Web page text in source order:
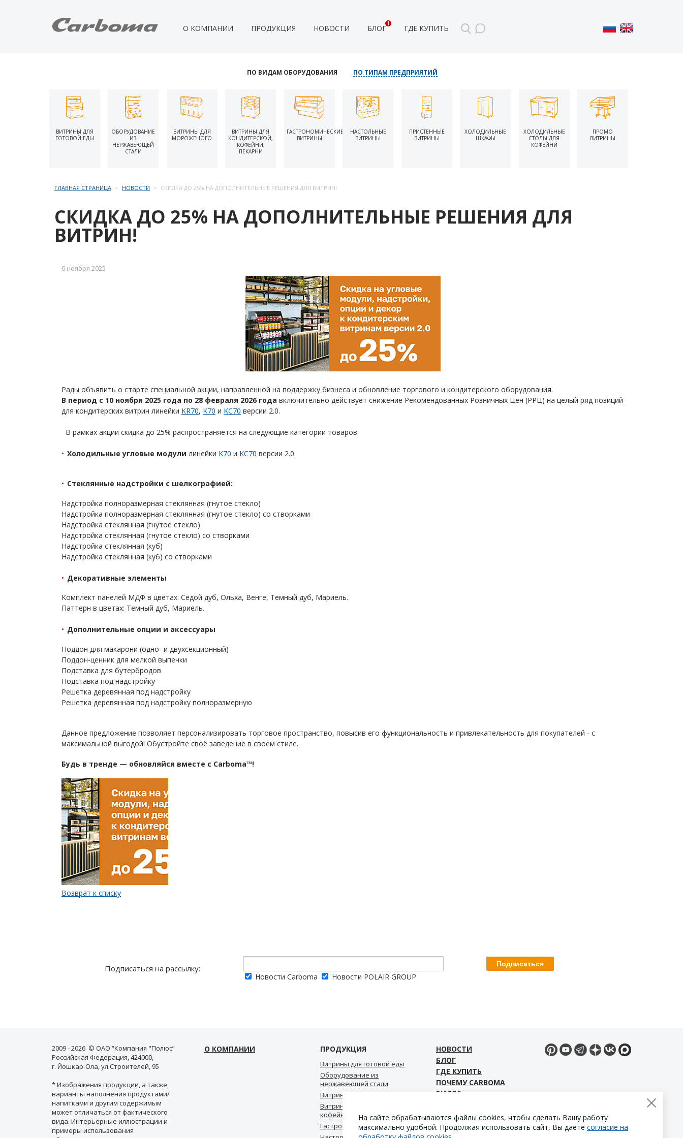
О КОМПАНИИ ПРОДУКЦИЯ НОВОСТИ БЛОГ1 ГДЕ КУПИТЬ
ПО ВИДАМ ОБОРУДОВАНИЯ ПО ТИПАМ ПРЕДПРИЯТИЙ
ВИТРИНЫ ДЛЯ
ГОТОВОЙ ЕДЫ
ОБОРУДОВАНИЕ
ИЗ
НЕРЖАВЕЮЩЕЙ
СТАЛИ
ВИТРИНЫ ДЛЯ
МОРОЖЕНОГО
ВИТРИНЫ ДЛЯ
КОНДИТЕРСКОЙ,
КОФЕЙНИ,
ПЕКАРНИ
ГАСТРОНОМИЧЕСКИЕ
ВИТРИНЫ
НАСТОЛЬНЫЕ
ВИТРИНЫ
ПРИСТЕННЫЕ
ВИТРИНЫ
ХОЛОДИЛЬНЫЕ
ШКАФЫ
ХОЛОДИЛЬНЫЕ
СТОЛЫ ДЛЯ
КОФЕЙНИ
ПРОМО
ВИТРИНЫ
ГЛАВНАЯ СТРАНИЦА НОВОСТИ СКИДКА ДО 25% НА ДОПОЛНИТЕЛЬНЫЕ РЕШЕНИЯ ДЛЯ ВИТРИН!
СКИДКА ДО 25% НА ДОПОЛНИТЕЛЬНЫЕ РЕШЕНИЯ ДЛЯ
ВИТРИН!
6 ноября 2025
Рады объявить о старте специальной акции, направленной на поддержку бизнеса и обновление торгового и кондитерского оборудования.
В период с 10 ноября 2025 года по 28 февраля 2026 года включительно действует снижение Рекомендованных Розничных Цен (РРЦ) на целый ряд позиций
для кондитерских витрин линейки KR70, K70 и KC70 версии 2.0.
В рамках акции скидка до 25% распространяется на следующие категории товаров:
Холодильные угловые модули линейки K70 и KC70 версии 2.0.
Стеклянные надстройки с шелкографией:
Надстройка полноразмерная стеклянная (гнутое стекло)
Надстройка полноразмерная стеклянная (гнутое стекло) со створками
Надстройка стеклянная (гнутое стекло)
Надстройка стеклянная (гнутое стекло) со створками
Надстройка стеклянная (куб)
Надстройка стеклянная (куб) со створками
Декоративные элементы
Комплект панелей МДФ в цветах: Седой дуб, Ольха, Венге, Темный дуб, Мариель.
Паттерн в цветах: Темный дуб, Мариель.
Дополнительные опции и аксессуары
Поддон для макарони (одно- и двухсекционный)
Поддон-ценник для мелкой выпечки
Подставка для бутербродов
Подставка под надстройку
Решетка деревянная под надстройку
Решетка деревянная под надстройку полноразмерную
Данное предложение позволяет персонализировать торговое пространство, повысив его функциональность и привлекательность для покупателей - с
максимальной выгодой! Обустройте своё заведение в своем стиле.
Будь в тренде — обновляйся вместе с Carboma™!
Возврат к списку
Подписаться на рассылку:
Новости Carboma Новости POLAIR GROUP
2009 - 2026 © ОАО “Компания "Полюс”
Российская Федерация, 424000,
г. Йошкар-Ола, ул.Строителей, 95
* Изображения продукции, а также,
варианты наполнения продуктами/
напитками и другим содержимым
может отличаться от фактического
вида. Интерьерные иллюстрации и
примеры использования
О КОМПАНИИ ПРОДУКЦИЯ
Витрины для готовой еды
Оборудование из
нержавеющей стали
Витрины для мороженого
Витрины для кондитерской,
кофейни, пекарни
Гастрономические витрины
НОВОСТИ
БЛОГ
ГДЕ КУПИТЬ
ПОЧЕМУ CARBOMA
ВИДЕО
КОНТАКТЫ
На сайте обрабатываются файлы cookies, чтобы сделать Вашу работу
максимально удобной. Продолжая использовать сайт, Вы даете согласие на